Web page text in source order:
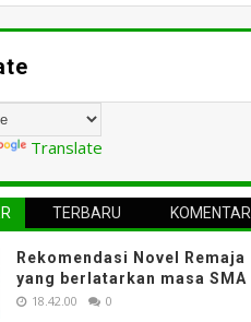
Translate
TERBARU KOMENTAR
Rekomendasi Novel Remaja
yang berlatarkan masa SMA
18.42.00 0